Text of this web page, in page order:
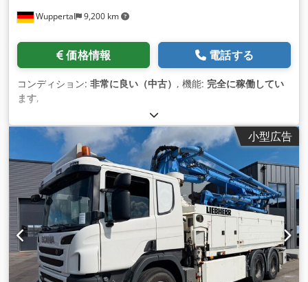
Wuppertal 9,200 km
価格情報 電話する
コンディション: 非常に良い（中古） , 機能: 完全に稼働してい
ます,
小型広告